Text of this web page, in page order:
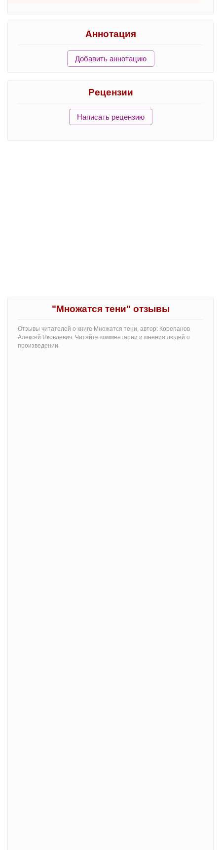
Аннотация
Добавить аннотацию
Рецензии
Написать рецензию
"Множатся тени" отзывы
Отзывы читателей о книге Множатся тени, автор: Корепанов
Алексей Яковлевич. Читайте комментарии и мнения людей о
произведении.